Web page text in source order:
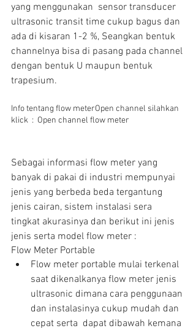
yang menggunakan  sensor transducer
ultrasonic transit time cukup bagus dan
ada di kisaran 1-2 %, Seangkan bentuk
channelnya bisa di pasang pada channel
dengan bentuk U maupun bentuk
trapesium.
Info tentang flow meterOpen channel silahkan
klick  :  Open channel flow meter
Sebagai informasi flow meter yang
banyak di pakai di industri mempunyai
jenis yang berbeda beda tergantung
jenis cairan, sistem instalasi sera
tingkat akurasinya dan berikut ini jenis
jenis serta model flow meter :
Flow Meter Portable
Flow meter portable mulai terkenal
saat dikenalkanya flow meter jenis
ultrasonic dimana cara penggunaan
dan instalasinya cukup mudah dan
cepat serta  dapat dibawah kemana